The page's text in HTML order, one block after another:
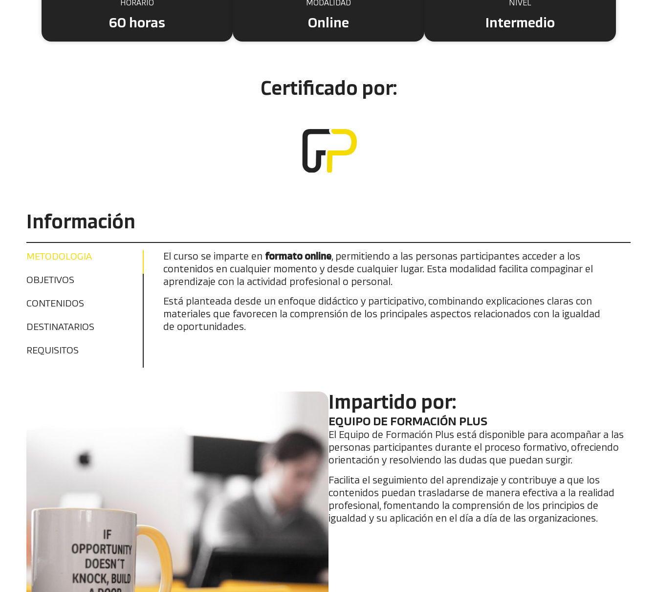
HORARIO
60 horas
MODALIDAD
Online
NIVEL
Intermedio
Certificado por:
Información
METODOLOGIA
OBJETIVOS
CONTENIDOS
DESTINATARIOS
REQUISITOS
El curso se imparte en formato online, permitiendo a las personas participantes acceder a los
contenidos en cualquier momento y desde cualquier lugar. Esta modalidad facilita compaginar el
aprendizaje con la actividad profesional o personal.
Está planteada desde un enfoque didáctico y participativo, combinando explicaciones claras con
materiales que favorecen la comprensión de los principales aspectos relacionados con la igualdad
de oportunidades.
Impartido por:
EQUIPO DE FORMACIÓN PLUS
El Equipo de Formación Plus está disponible para acompañar a las
personas participantes durante el proceso formativo, ofreciendo
orientación y resolviendo las dudas que puedan surgir.
Facilita el seguimiento del aprendizaje y contribuye a que los
contenidos puedan trasladarse de manera efectiva a la realidad
profesional, fomentando la comprensión de los principios de
igualdad y su aplicación en el día a día de las organizaciones.